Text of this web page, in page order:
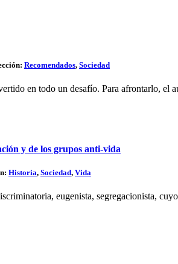
Recomendados, Sociedad
en todo un desafío. Para afrontarlo, el
y de los grupos anti-vida
Historia, Sociedad, Vida
eugenista, segregacionista,